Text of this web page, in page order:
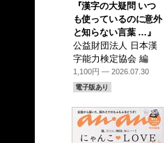
『漢字の大疑問 いつ
も使っているのに意外
と知らない言葉 …』
公益財団法人 日本漢
字能力検定協会 編
1,100円 — 2026.07.30
電子版あり